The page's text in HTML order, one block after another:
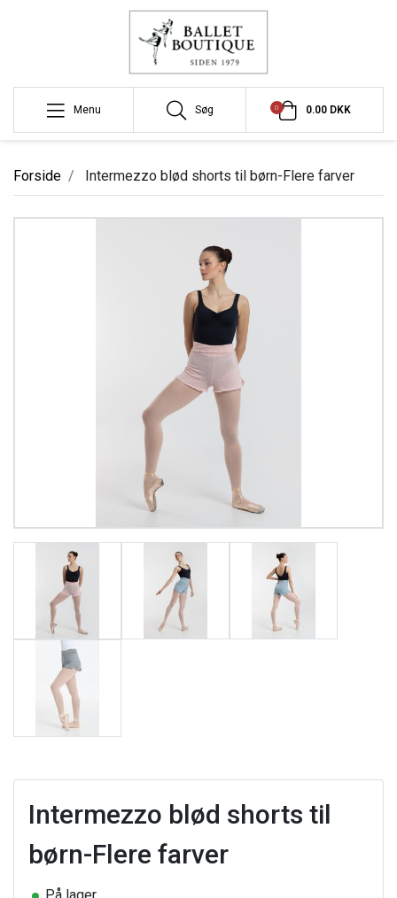
Menu Søg 0 0.00 DKK
Forside Intermezzo blød shorts til børn-Flere farver
Intermezzo blød shorts til
børn-Flere farver
På lager